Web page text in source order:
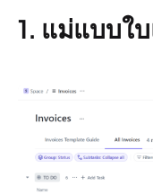
1. แม่แบบใ